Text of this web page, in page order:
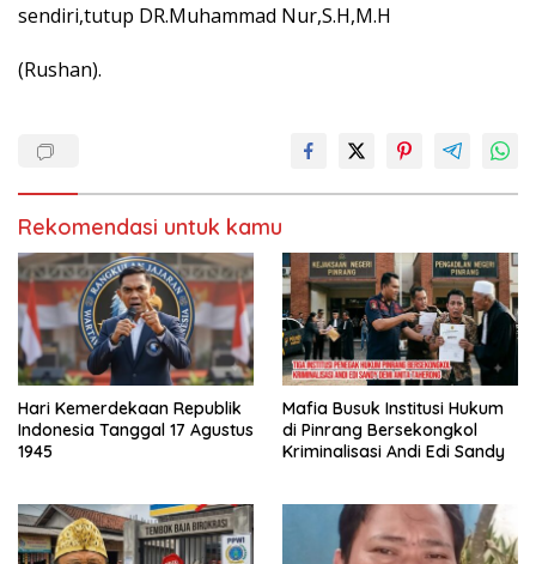
sendiri,tutup DR.Muhammad Nur,S.H,M.H
(Rushan).
Rekomendasi untuk kamu
Hari Kemerdekaan Republik
Indonesia Tanggal 17 Agustus
1945
Mafia Busuk Institusi Hukum
di Pinrang Bersekongkol
Kriminalisasi Andi Edi Sandy